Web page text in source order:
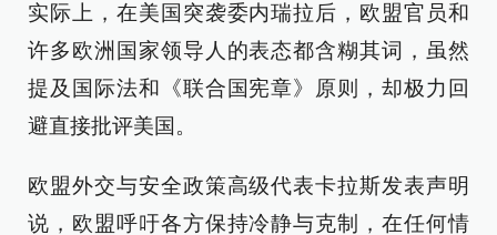
实际上，在美国突袭委内瑞拉后，欧盟官员和
许多欧洲国家领导人的表态都含糊其词，虽然
提及国际法和《联合国宪章》原则，却极力回
避直接批评美国。
欧盟外交与安全政策高级代表卡拉斯发表声明
说，欧盟呼吁各方保持冷静与克制，在任何情